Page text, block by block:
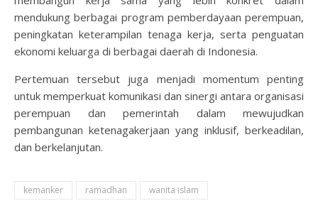
mendukung berbagai program pemberdayaan perempuan,
peningkatan keterampilan tenaga kerja, serta penguatan
ekonomi keluarga di berbagai daerah di Indonesia.
Pertemuan tersebut juga menjadi momentum penting
untuk memperkuat komunikasi dan sinergi antara organisasi
perempuan dan pemerintah dalam mewujudkan
pembangunan ketenagakerjaan yang inklusif, berkeadilan,
dan berkelanjutan.
kemanker ramadhan wanita islam